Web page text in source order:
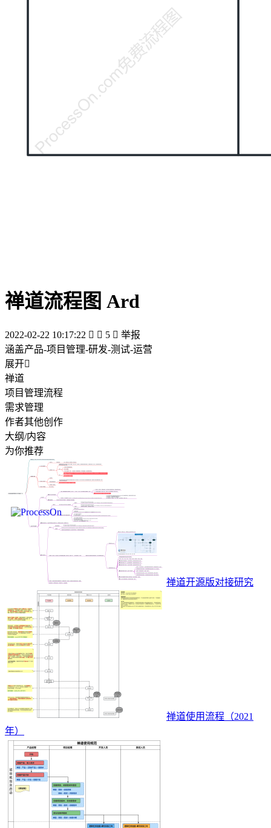
禅道流程图 Ard
2022-02-22 10:17:22   5  举报
涵盖产品-项目管理-研发-测试-运营
展开
禅道
项目管理流程
需求管理
作者其他创作
大纲/内容
为你推荐
禅道开源版对接研究
禅道使用流程（2021
年）